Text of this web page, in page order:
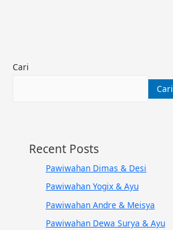
Cari
Cari
Recent Posts
Pawiwahan Dimas & Desi
Pawiwahan Yogix & Ayu
Pawiwahan Andre & Meisya
Pawiwahan Dewa Surya & Ayu